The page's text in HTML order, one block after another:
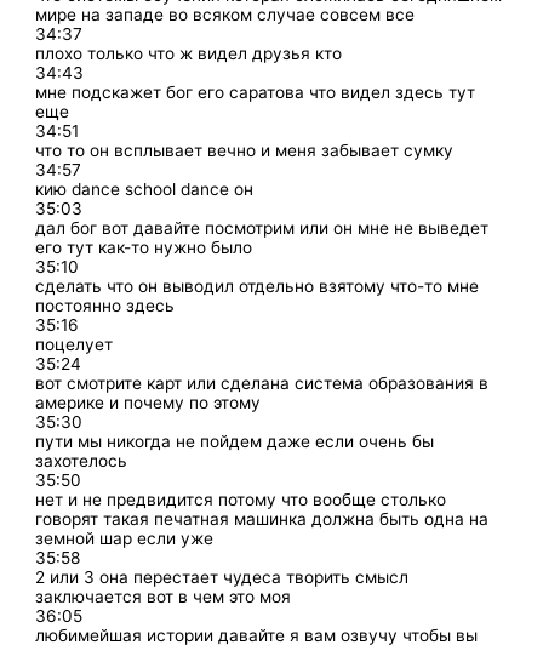
мире на западе во всяком случае совсем все
34:37
плохо только что ж видел друзья кто
34:43
мне подскажет бог его саратова что видел здесь тут
еще
34:51
что то он всплывает вечно и меня забывает сумку
34:57
кию dance school dance он
35:03
дал бог вот давайте посмотрим или он мне не выведет
его тут как-то нужно было
35:10
сделать что он выводил отдельно взятому что-то мне
постоянно здесь
35:16
поцелует
35:24
вот смотрите карт или сделана система образования в
америке и почему по этому
35:30
пути мы никогда не пойдем даже если очень бы
захотелось
35:50
нет и не предвидится потому что вообще столько
говорят такая печатная машинка должна быть одна на
земной шар если уже
35:58
2 или 3 она перестает чудеса творить смысл
заключается вот в чем это моя
36:05
любимейшая истории давайте я вам озвучу чтобы вы